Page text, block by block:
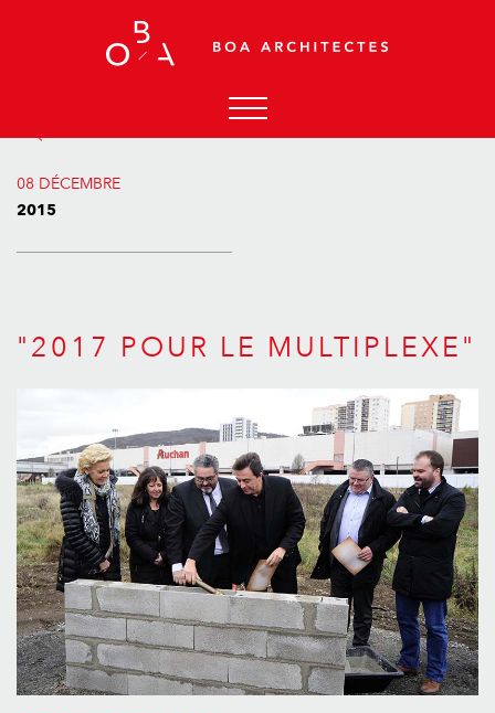
08 DÉCEMBRE
2015
"2017 POUR LE MULTIPLEXE"